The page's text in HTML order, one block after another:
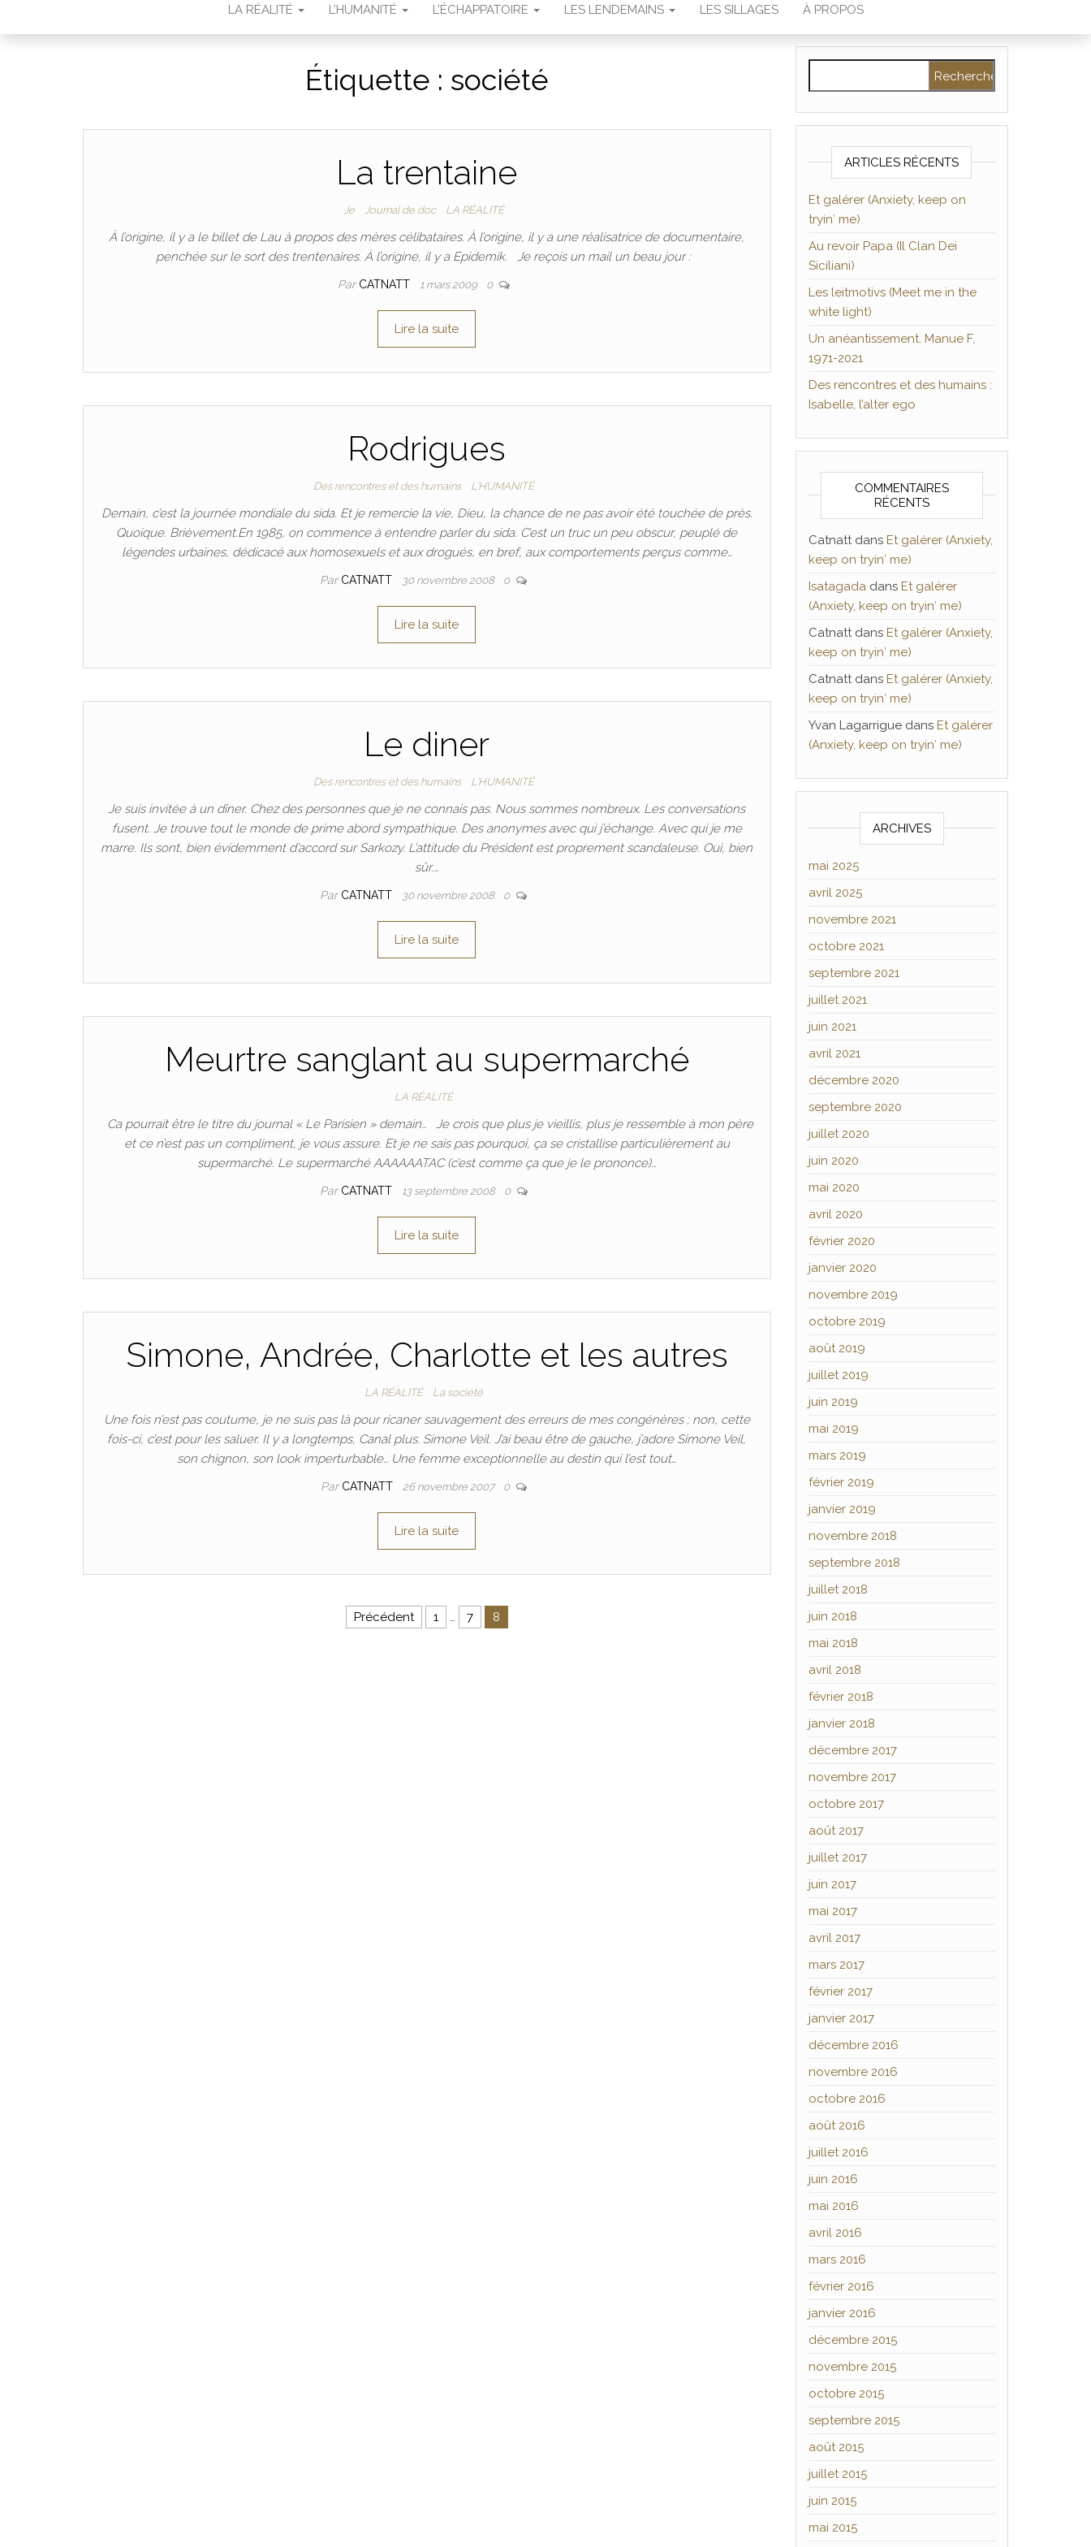
LA RÉALITÉ L’HUMANITÉ L’ÉCHAPPATOIRE LES LENDEMAINS LES SILLAGES À PROPOS
Étiquette : société
La trentaine
Je Journal de doc LA RÉALITÉ
À l’origine, il y a le billet de Lau à propos des mères célibataires. À l’origine, il y a une réalisatrice de documentaire,
penchée sur le sort des trentenaires. À l’origine, il y a Epidemik. Je reçois un mail un beau jour :
Par CATNATT 1 mars 2009 0
Lire la suite
Rodrigues
Des rencontres et des humains L'HUMANITÉ
Demain, c’est la journée mondiale du sida. Et je remercie la vie, Dieu, la chance de ne pas avoir été touchée de près.
Quoique. Brièvement.En 1985, on commence à entendre parler du sida. C’est un truc un peu obscur, peuplé de
légendes urbaines, dédicacé aux homosexuels et aux drogués, en bref, aux comportements perçus comme…
Par CATNATT 30 novembre 2008 0
Lire la suite
Le diner
Des rencontres et des humains L'HUMANITÉ
Je suis invitée à un dîner. Chez des personnes que je ne connais pas. Nous sommes nombreux. Les conversations
fusent. Je trouve tout le monde de prime abord sympathique. Des anonymes avec qui j’échange. Avec qui je me
marre. Ils sont, bien évidemment d’accord sur Sarkozy. L’attitude du Président est proprement scandaleuse. Oui, bien
sûr.…
Par CATNATT 30 novembre 2008 0
Lire la suite
Meurtre sanglant au supermarché
LA RÉALITÉ
Ca pourrait être le titre du journal « Le Parisien » demain… Je crois que plus je vieillis, plus je ressemble à mon père
et ce n’est pas un compliment, je vous assure. Et je ne sais pas pourquoi, ça se cristallise particulièrement au
supermarché. Le supermarché AAAAAATAC (c’est comme ça que je le prononce)…
Par CATNATT 13 septembre 2008 0
Lire la suite
Simone, Andrée, Charlotte et les autres
LA RÉALITÉ La société
Une fois n’est pas coutume, je ne suis pas là pour ricaner sauvagement des erreurs de mes congénères ; non, cette
fois-ci, c’est pour les saluer. Il y a longtemps, Canal plus. Simone Veil. J’ai beau être de gauche, j’adore Simone Veil,
son chignon, son look imperturbable… Une femme exceptionnelle au destin qui l’est tout…
Par CATNATT 26 novembre 2007 0
Lire la suite
Pagination des publications
Précédent 1 … 7 8
ARTICLES RÉCENTS
Et galérer (Anxiety, keep on
tryin′ me)
Au revoir Papa (Il Clan Dei
Siciliani)
Les leitmotivs (Meet me in the
white light)
Un anéantissement. Manue F,
1971-2021
Des rencontres et des humains :
Isabelle, l’alter ego
COMMENTAIRES
RÉCENTS
Catnattdans Et galérer (Anxiety,
keep on tryin′ me)
Isatagadadans Et galérer
(Anxiety, keep on tryin′ me)
Catnattdans Et galérer (Anxiety,
keep on tryin′ me)
Catnattdans Et galérer (Anxiety,
keep on tryin′ me)
Yvan Lagarriguedans Et galérer
(Anxiety, keep on tryin′ me)
ARCHIVES
mai 2025
avril 2025
novembre 2021
octobre 2021
septembre 2021
juillet 2021
juin 2021
avril 2021
décembre 2020
septembre 2020
juillet 2020
juin 2020
mai 2020
avril 2020
février 2020
janvier 2020
novembre 2019
octobre 2019
août 2019
juillet 2019
juin 2019
mai 2019
mars 2019
février 2019
janvier 2019
novembre 2018
septembre 2018
juillet 2018
juin 2018
mai 2018
avril 2018
février 2018
janvier 2018
décembre 2017
novembre 2017
octobre 2017
août 2017
juillet 2017
juin 2017
mai 2017
avril 2017
mars 2017
février 2017
janvier 2017
décembre 2016
novembre 2016
octobre 2016
août 2016
juillet 2016
juin 2016
mai 2016
avril 2016
mars 2016
février 2016
janvier 2016
décembre 2015
novembre 2015
octobre 2015
septembre 2015
août 2015
juillet 2015
juin 2015
mai 2015